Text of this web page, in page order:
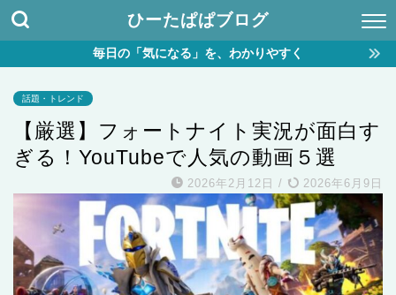
ひーたぱぱブログ
毎日の「気になる」を、わかりやすく
話題・トレンド
【厳選】フォートナイト実況が面白す
ぎる！YouTubeで人気の動画５選
2026年2月12日 / 2026年6月9日